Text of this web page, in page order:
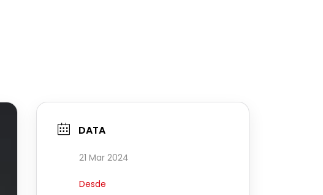
DATA
21 Mar 2024
Desde